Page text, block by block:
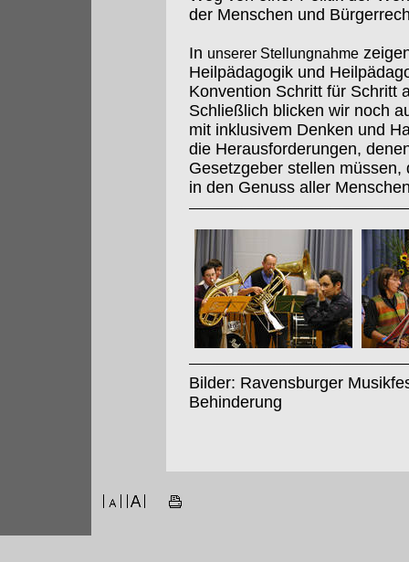
der Menschen und
In unserer Stellungnahme
Heilpädagogik und
Konvention Schritt für Schritt
Schließlich blicken wir noch
mit inklusivem Denken und
die Herausforderungen,
Gesetzgeber stellen
in den Genuss aller
Bilder: Ravensburger
Behinderung